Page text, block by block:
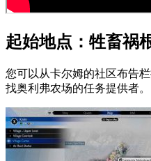
起始地点：牲畜祸
您可以从卡尔姆的社区布告
找奥利弗农场的任务提供者。